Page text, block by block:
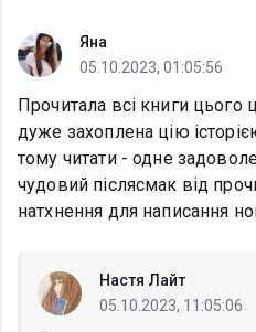
Яна
05.10.2023, 01:05:56
Прочитала всі книги цього
дуже захоплена цію
тому читати - одне
чудовий післясмак від
натхнення для написання
Настя Лайт
05.10.2023, 11:05:06